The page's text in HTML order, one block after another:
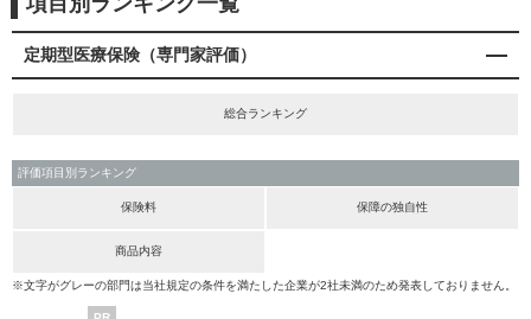
定期型医療保険（専門家評価）
総合ランキング
評価項目別ランキング
保険料 保障の独自性
商品内容
※文字がグレーの部門は当社規定の条件を満たした企業が2社未満のため発表しておりません。